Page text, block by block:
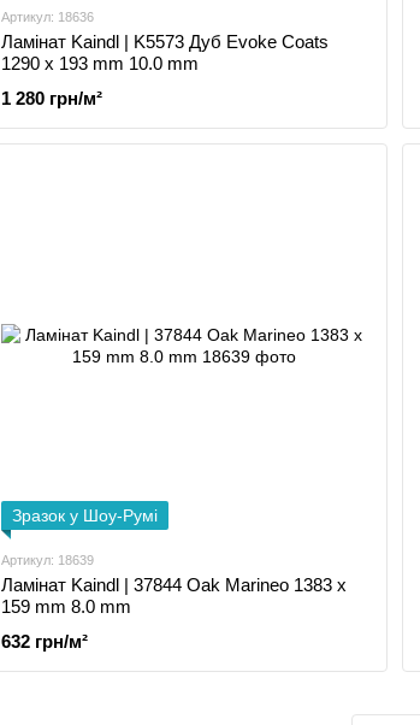
Артикул: 18636
Ламінат Kaindl | K5573 Дуб Evoke Coats
1290 x 193 mm 10.0 mm
1 280 грн/м²
Зразок у Шоу-Румі
Артикул: 18639
Ламінат Kaindl | 37844 Oak Marineo 1383 x
159 mm 8.0 mm
632 грн/м²